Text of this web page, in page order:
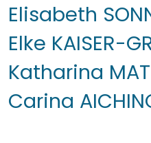
Elisabeth
Elke KAISER-
Katharina
Carina